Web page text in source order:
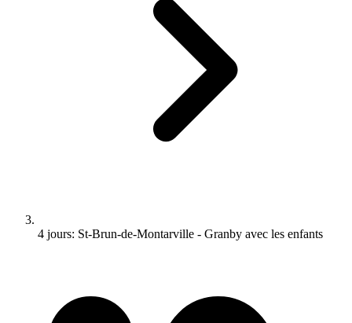
4 jours: St-Brun-de-Montarville - Granby avec les enfants